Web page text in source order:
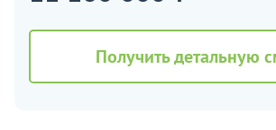
Получить детальную